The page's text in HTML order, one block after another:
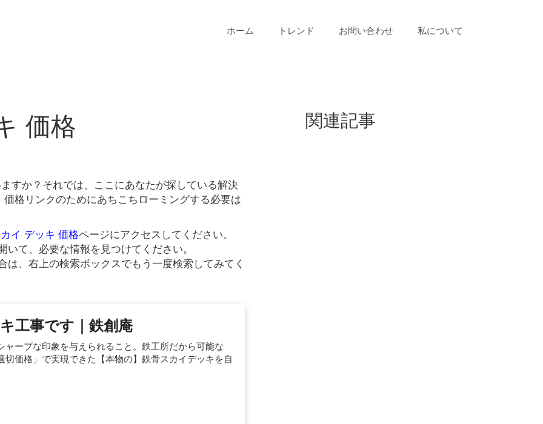
ホーム トレンド お問い合わせ 私について
価格
すか？それでは、ここにあなたが探している解決
格リンクのためにあちこちローミングする必要は
イ デッキ 価格ページにアクセスしてください。
て、必要な情報を見つけてください。
は、右上の検索ボックスでもう一度検索してみてく
工事です｜鉄創庵
ープな印象を与えられること。鉄工所だから可能な
価格」で実現できた【本物の】鉄骨スカイデッキを自
関連記事